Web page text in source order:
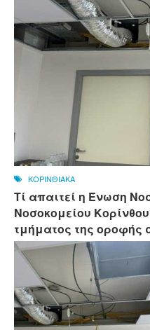
ΚΟΡΙΝΘΙΑΚΑ
Τί απαιτεί η Ένωση
Νοσοκομείου
τμήματος της οροφής